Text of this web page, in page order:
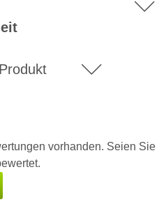
vorhanden. Seien Sie